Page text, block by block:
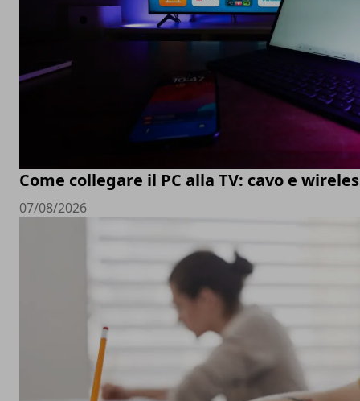
Come collegare il PC alla TV: cavo e
07/08/2026